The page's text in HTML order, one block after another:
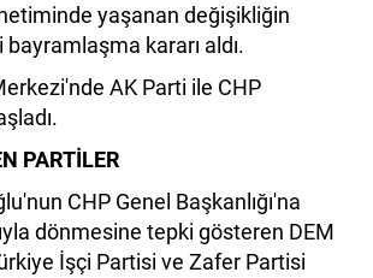
yaşanan değişikliğin
bayramlaşma kararı aldı.
AK Parti ile CHP
PARTİLER
CHP Genel Başkanlığı'na
dönmesine tepki gösteren DEM
İşçi Partisi ve Zafer Partisi